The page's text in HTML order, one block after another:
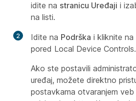
idite na stranicu Uređaji i
na listi.
2 Idite na Podrška i kliknite na
pored Local Device Controls.
Ako ste postavili
uređaj, možete direktno
postavkama otvaranjem